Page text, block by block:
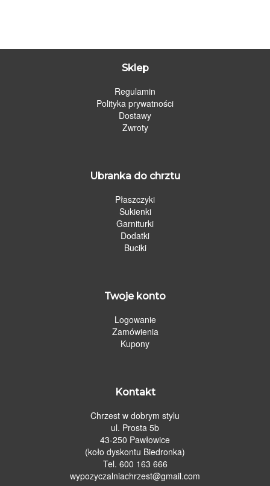
Sklep
Regulamin
Polityka prywatności
Dostawy
Zwroty
Ubranka do chrztu
Płaszczyki
Sukienki
Garniturki
Dodatki
Buciki
Twoje konto
Logowanie
Zamówienia
Kupony
Kontakt
Chrzest w dobrym stylu
ul. Prosta 5b
43-250 Pawłowice
(koło dyskontu Biedronka)
Tel. 600 163 666
wypozyczalniachrzest@gmail.com